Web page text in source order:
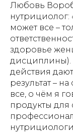
Любовь
может все –
здоровье
дисциплины).
действия
результат –
все, о чём я
продукты для